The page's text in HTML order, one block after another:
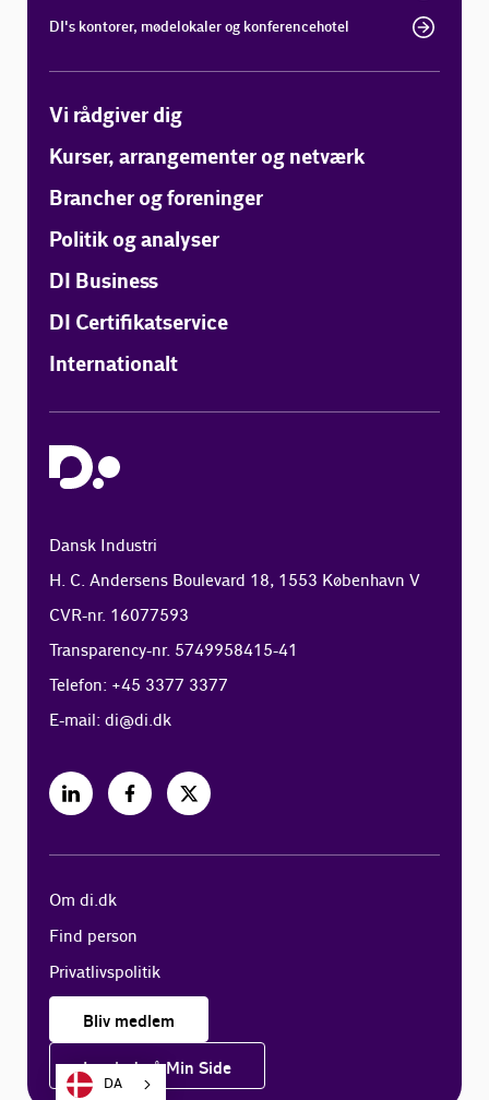
DI's kontorer, mødelokaler og konferencehotel
Vi rådgiver dig
Kurser, arrangementer og netværk
Brancher og foreninger
Politik og analyser
DI Business
DI Certifikatservice
Internationalt
Dansk Industri
H. C. Andersens Boulevard 18, 1553 København V
CVR-nr. 16077593
Transparency-nr. 5749958415-41
Telefon: +45 3377 3377
E-mail:di@di.dk
Om di.dk
Find person
Privatlivspolitik
Bliv medlem
Log ind på Min Side
DA